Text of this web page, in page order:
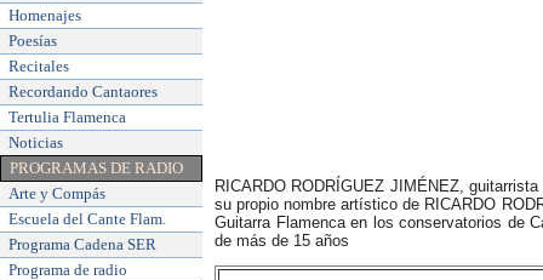
Homenajes
Poesías
Recitales
Recordando Cantaores
Tertulia Flamenca
Noticias
PROGRAMAS DE RADIO
Arte y Compás
Escuela del Cante Flam.
Programa Cadena SER
Programa de radio
RICARDO RODRÍGUEZ JIMÉNEZ,
su propio nombre artístico de RICARDO
Guitarra Flamenca en los conservatorios de
de más de 15 años